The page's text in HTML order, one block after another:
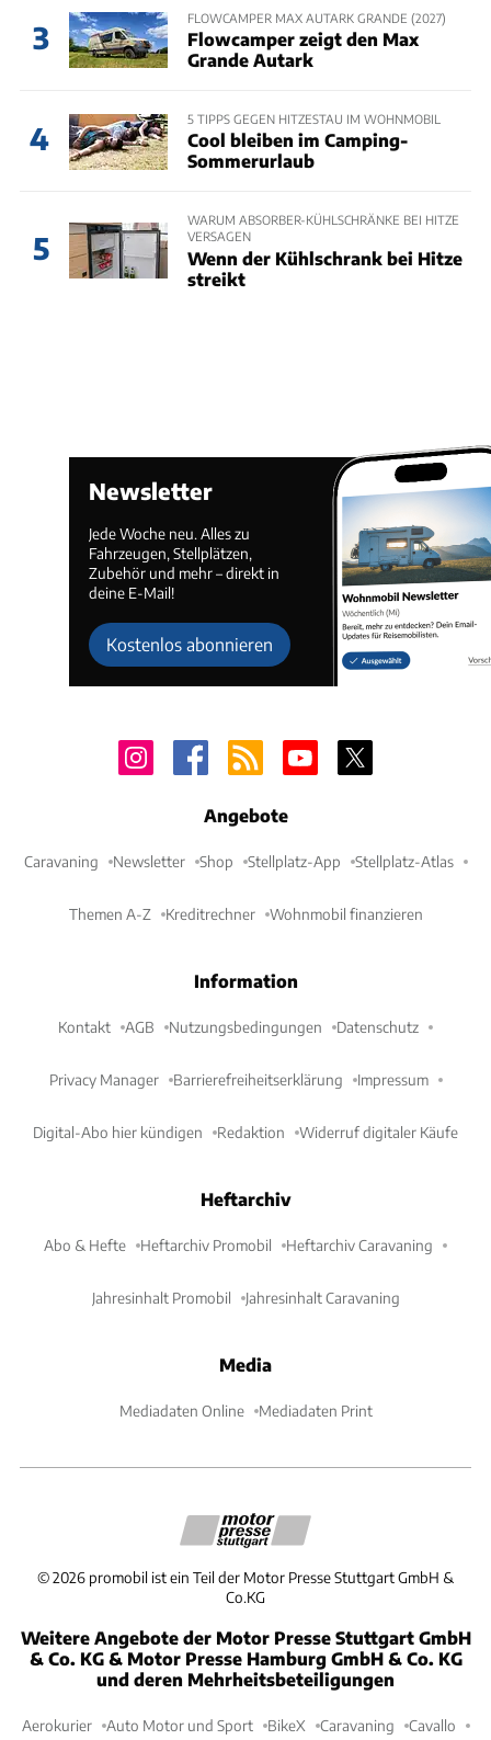
3
FLOWCAMPER MAX AUTARK GRANDE (2027)
Flowcamper zeigt den Max
Grande Autark
4
5 TIPPS GEGEN HITZESTAU IM WOHNMOBIL
Cool bleiben im Camping-
Sommerurlaub
5
WARUM ABSORBER-KÜHLSCHRÄNKE BEI HITZE
VERSAGEN
Wenn der Kühlschrank bei Hitze
streikt
Newsletter
Jede Woche neu. Alles zu
Fahrzeugen, Stellplätzen,
Zubehör und mehr – direkt in
deine E-Mail!
Kostenlos abonnieren
Angebote
Caravaning Newsletter Shop Stellplatz-App Stellplatz-Atlas
Themen A-Z Kreditrechner Wohnmobil finanzieren
Information
Kontakt AGB Nutzungsbedingungen Datenschutz
Privacy Manager Barrierefreiheitserklärung Impressum
Digital-Abo hier kündigen Redaktion Widerruf digitaler Käufe
Heftarchiv
Abo & Hefte Heftarchiv Promobil Heftarchiv Caravaning
Jahresinhalt Promobil Jahresinhalt Caravaning
Media
Mediadaten Online Mediadaten Print
©2026 promobil ist ein Teil der Motor Presse Stuttgart GmbH &
Co.KG
Weitere Angebote der Motor Presse Stuttgart GmbH
& Co. KG & Motor Presse Hamburg GmbH & Co. KG
und deren Mehrheitsbeteiligungen
Aerokurier Auto Motor und Sport BikeX Caravaning Cavallo